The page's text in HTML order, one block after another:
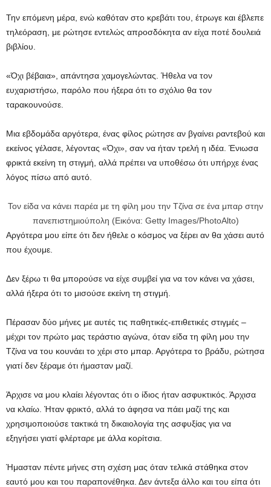
Την επόμενη μέρα, ενώ καθόταν στο κρεβάτι του, έτρωγε και έβλεπε
τηλεόραση, με ρώτησε εντελώς απροσδόκητα αν είχα ποτέ δουλειά
βιβλίου.
«Όχι βέβαια», απάντησα χαμογελώντας. Ήθελα να τον
ευχαριστήσω, παρόλο που ήξερα ότι το σχόλιο θα τον
ταρακουνούσε.
Μια εβδομάδα αργότερα, ένας φίλος ρώτησε αν βγαίνει ραντεβού και
εκείνος γέλασε, λέγοντας «Όχι», σαν να ήταν τρελή η ιδέα. Ένιωσα
φρικτά εκείνη τη στιγμή, αλλά πρέπει να υποθέσω ότι υπήρχε ένας
λόγος πίσω από αυτό.
Τον είδα να κάνει παρέα με τη φίλη μου την Τζίνα σε ένα μπαρ στην
πανεπιστημιούπολη (Εικόνα: Getty Images/PhotoAlto)
Αργότερα μου είπε ότι δεν ήθελε ο κόσμος να ξέρει αν θα χάσει αυτό
που έχουμε.
Δεν ξέρω τι θα μπορούσε να είχε συμβεί για να τον κάνει να χάσει,
αλλά ήξερα ότι το μισούσε εκείνη τη στιγμή.
Πέρασαν δύο μήνες με αυτές τις παθητικές-επιθετικές στιγμές –
μέχρι τον πρώτο μας τεράστιο αγώνα, όταν είδα τη φίλη μου την
Τζίνα να του κουνάει το χέρι στο μπαρ. Αργότερα το βράδυ, ρώτησα
γιατί δεν ξέραμε ότι ήμασταν μαζί.
Άρχισε να μου κλαίει λέγοντας ότι ο ίδιος ήταν ασφυκτικός. Άρχισα
να κλαίω. Ήταν φρικτό, αλλά το άφησα να πάει μαζί της και
χρησιμοποιούσε τακτικά τη δικαιολογία της ασφυξίας για να
εξηγήσει γιατί φλέρταρε με άλλα κορίτσια.
Ήμασταν πέντε μήνες στη σχέση μας όταν τελικά στάθηκα στον
εαυτό μου και του παραπονέθηκα. Δεν άντεξα άλλο και του είπα ότι